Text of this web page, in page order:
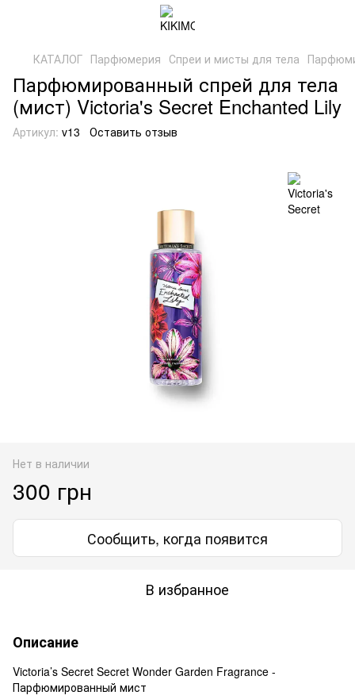
КАТАЛОГ Парфюмерия Спреи и мисты для тела
Парфюмированный спрей для тела
(мист) Victoria's Secret Enchanted Lily
Артикул: v13 Оставить отзыв
Нет в наличии
300 грн
Сообщить, когда появится
В избранное
Описание
Victoria’s Secret Secret Wonder Garden Fragrance -
Парфюмированный мист